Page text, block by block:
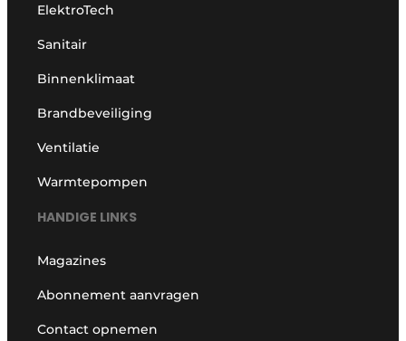
ElektroTech
Sanitair
Binnenklimaat
Brandbeveiliging
Ventilatie
Warmtepompen
HANDIGE LINKS
Magazines
Abonnement aanvragen
Contact opnemen